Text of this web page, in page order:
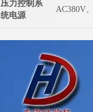
压力控制系
统电源
AC380V